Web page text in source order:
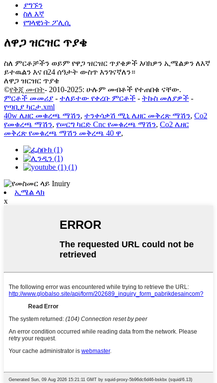
ያግኙን
ስለ እኛ
የግላዊነት ፖሊሲ
ለዋጋ ዝርዝር ጥያቄ
ስለ ምርቶቻችን ወይም የዋጋ ዝርዝር ጥያቄዎች እባክዎን ኢሜልዎን ለእኛ
ይተዉልን እና በ24 ሰዓታት ውስጥ እንገናኛለን።
ለዋጋ ዝርዝር ጥያቄ
©የቅጂ መብት- 2010-2025: ሁሉም መብቶች የተጠበቁ ናቸው.
ምርቶች መመሪያ - ተለይተው የቀረቡ ምርቶች - ትኩስ መለያዎች -
የጣቢያ ካርታ.xml
40w ሌዘር መቁረጫ ማሽን, ተንቀሳቃሽ ሚኒ ሌዘር መቅረጽ ማሽን, Co2
የመቁረጫ ማሽን, የሠርግ ካርድ Cnc የመቁረጫ ማሽን, Co2 ሌዘር
መቅረጽ የመቁረጫ ማሽን መቅረጫ 40 ዋ,
ኢሜል ላክ
x